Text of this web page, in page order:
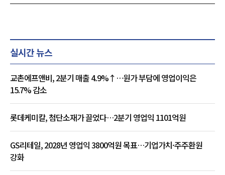
실시간 뉴스
교촌에프앤비, 2분기 매출 4.9%↑…원가 부담에 영업이익은
15.7% 감소
롯데케미칼, 첨단소재가 끌었다…2분기 영업익 1101억원
GS리테일, 2028년 영업익 3800억원 목표…기업가치·주주환원
강화